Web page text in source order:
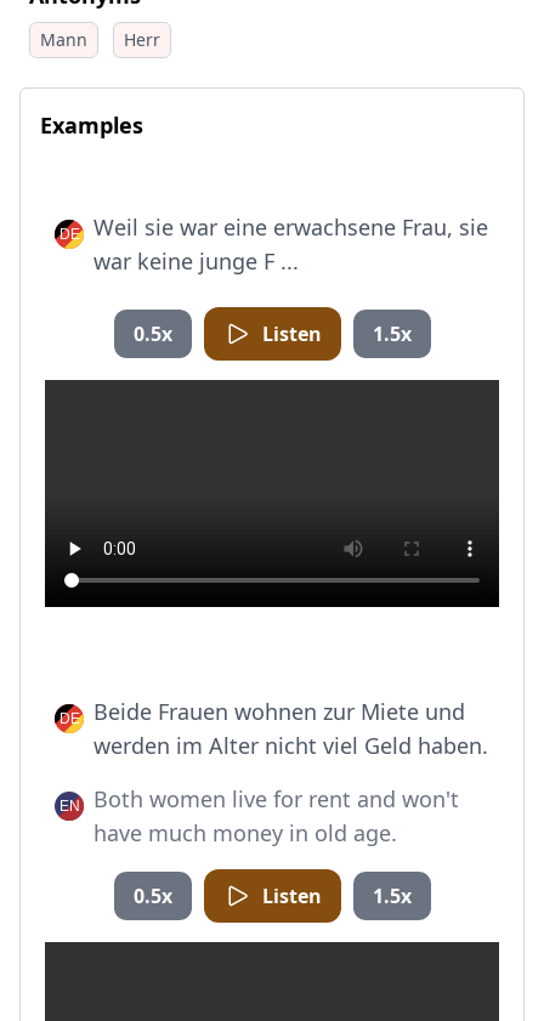
Mann Herr
Examples
Weil sie war eine erwachsene Frau, sie
war keine junge F ...
0.5x Listen 1.5x
Beide Frauen wohnen zur Miete und
werden im Alter nicht viel Geld haben.
Both women live for rent and won't
have much money in old age.
0.5x Listen 1.5x